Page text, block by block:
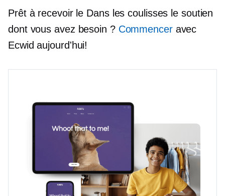
Prêt à recevoir le Dans les coulisses le soutien
dont vous avez besoin ? Commenceravec
Ecwid aujourd'hui!